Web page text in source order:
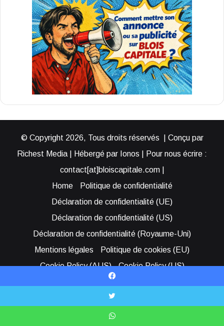
© Copyright 2026, Tous droits réservés | Conçu par
Richest Media | Hébergé par Ionos | Pour nous écrire :
contact[at]bloiscapitale.com |
Home
Politique de confidentialité
Déclaration de confidentialité (UE)
Déclaration de confidentialité (US)
Déclaration de confidentialité (Royaume-Uni)
Mentions légales
Politique de cookies (EU)
Cookie Policy (AUS)
Cookie Policy (US)
Participer à Blois Capitale
Bénéficier d’une assistance
Facebook
X